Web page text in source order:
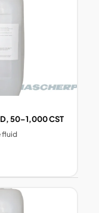
50–1,000 CST
fluid